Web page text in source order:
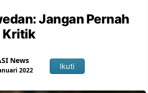
Jangan Pernah
Kritik
News
2022 Ikuti